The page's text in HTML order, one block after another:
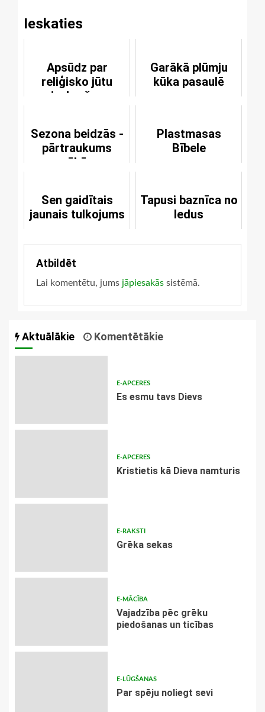
Ieskaties
Apsūdz par
reliģisko jūtu
aizskaršanu
Garākā plūmju
kūka pasaulē
Sezona beidzās -
pārtraukums
sākās
Plastmasas
Bībele
Sen gaidītais
jaunais tulkojums
Tapusi baznīca no
ledus
Atbildēt
Lai komentētu, jums jāpiesakās sistēmā.
Aktuālākie Komentētākie
E-APCERES
Es esmu tavs Dievs
E-APCERES
Kristietis kā Dieva namturis
E-RAKSTI
Grēka sekas
E-MĀCĪBA
Vajadzība pēc grēku
piedošanas un ticības
E-LŪGŠANAS
Par spēju noliegt sevi